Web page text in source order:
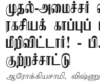
முதல்-அமைச்சர்
ரகசியக்
மீறிவிட்டார்! -
குற்றச்சாட்டு
ஆரோக்கியசாமி,